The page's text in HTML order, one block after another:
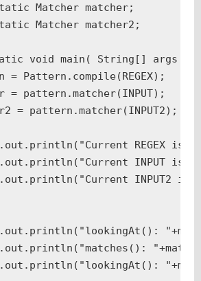
Matcher matcher;
Matcher matcher2;
void main( String[] args ){
= Pattern.compile(REGEX);
= pattern.matcher(INPUT);
= pattern.matcher(INPUT2);
REGEX is:
INPUT is:
INPUT2 is: